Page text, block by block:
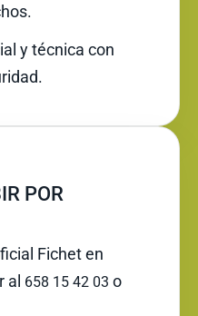
y técnica con
POR
Fichet en
al 658 15 42 03 o